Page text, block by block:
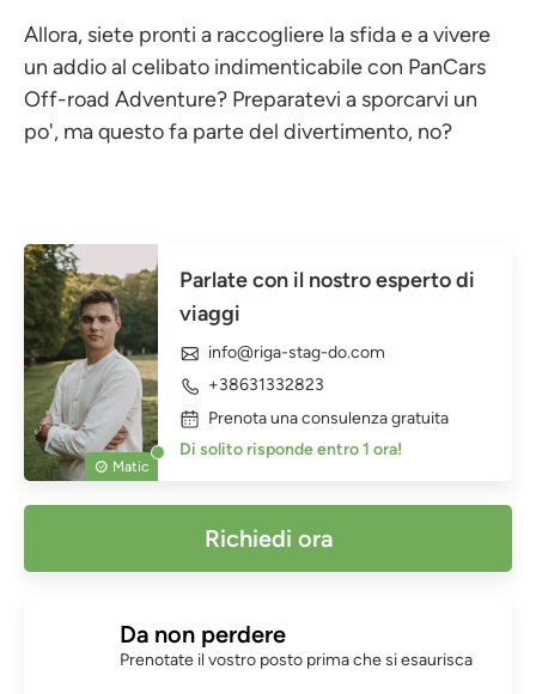
Allora, siete pronti a raccogliere la sfida e a vivere
un addio al celibato indimenticabile con PanCars
Off-road Adventure? Preparatevi a sporcarvi un
po', ma questo fa parte del divertimento, no?
Matic
Parlate con il nostro esperto di
viaggi
info@riga-stag-do.com
+38631332823
Prenota una consulenza gratuita
Di solito risponde entro 1 ora!
Richiedi ora
Da non perdere
Prenotate il vostro posto prima che si esaurisca